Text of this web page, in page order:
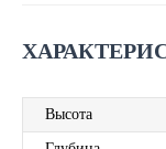
Высота